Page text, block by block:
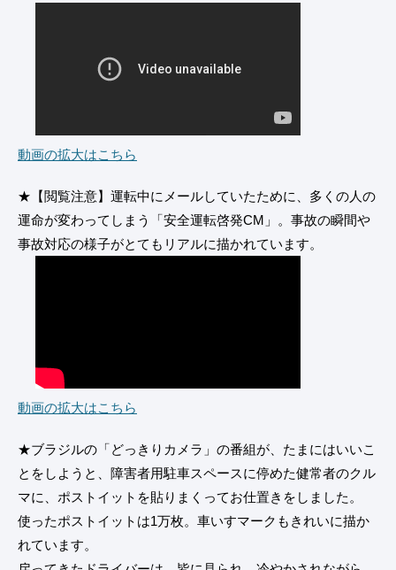
動画の拡大はこちら
★【閲覧注意】運転中にメールしていたために、多くの人の
運命が変わってしまう「安全運転啓発CM」。事故の瞬間や
事故対応の様子がとてもリアルに描かれています。
動画の拡大はこちら
★ブラジルの「どっきりカメラ」の番組が、たまにはいいこ
とをしようと、障害者用駐車スペースに停めた健常者のクル
マに、ポストイットを貼りまくってお仕置きをしました。
使ったポストイットは1万枚。車いすマークもきれいに描か
れています。